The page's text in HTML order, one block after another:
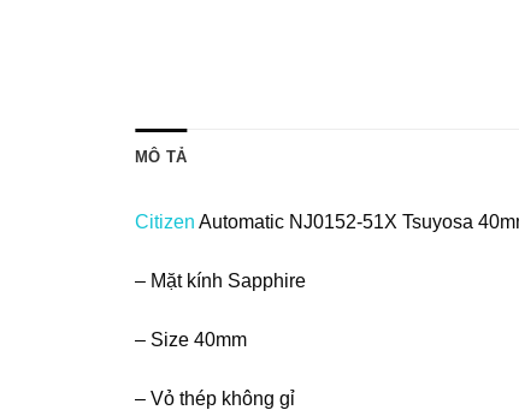
MÔ TẢ
Citizen Automatic NJ0152-51X Tsuyosa
– Mặt kính Sapphire
– Size 40mm
– Vỏ thép không gỉ